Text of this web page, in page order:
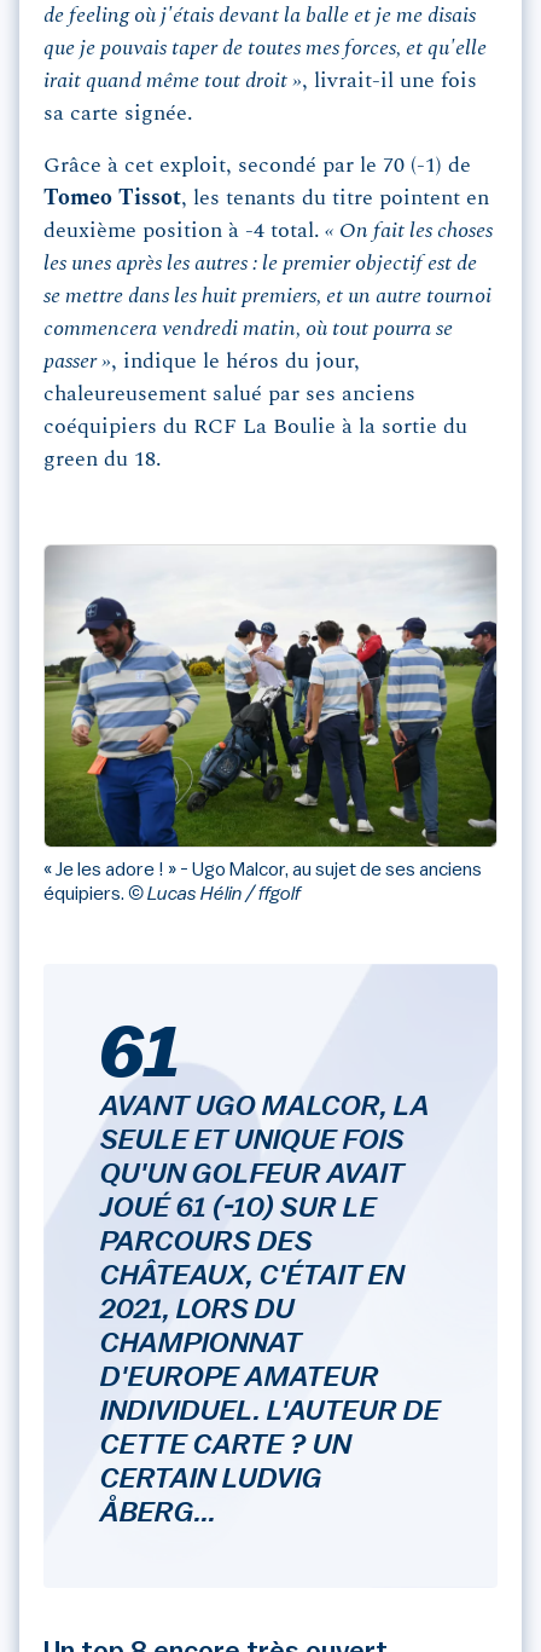
de feeling où j'étais devant la balle et je me disais
que je pouvais taper de toutes mes forces, et qu'elle
irait quand même tout droit », livrait-il une fois
sa carte signée.
Grâce à cet exploit, secondé par le 70 (-1) de
Tomeo Tissot, les tenants du titre pointent en
deuxième position à -4 total. « On fait les choses
les unes après les autres : le premier objectif est de
se mettre dans les huit premiers, et un autre tournoi
commencera vendredi matin, où tout pourra se
passer », indique le héros du jour,
chaleureusement salué par ses anciens
coéquipiers du RCF La Boulie à la sortie du
green du 18.
« Je les adore ! » - Ugo Malcor, au sujet de ses anciens
équipiers. © Lucas Hélin / ffgolf
61
AVANT UGO MALCOR, LA
SEULE ET UNIQUE FOIS
QU'UN GOLFEUR AVAIT
JOUÉ 61 (-10) SUR LE
PARCOURS DES
CHÂTEAUX, C'ÉTAIT EN
2021, LORS DU
CHAMPIONNAT
D'EUROPE AMATEUR
INDIVIDUEL. L'AUTEUR DE
CETTE CARTE ? UN
CERTAIN LUDVIG
ÅBERG...